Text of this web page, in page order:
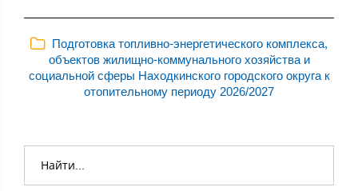
Подготовка топливно-энергетического комплекса,
объектов жилищно-коммунального хозяйства и
социальной сферы Находкинского городского округа к
отопительному периоду 2026/2027